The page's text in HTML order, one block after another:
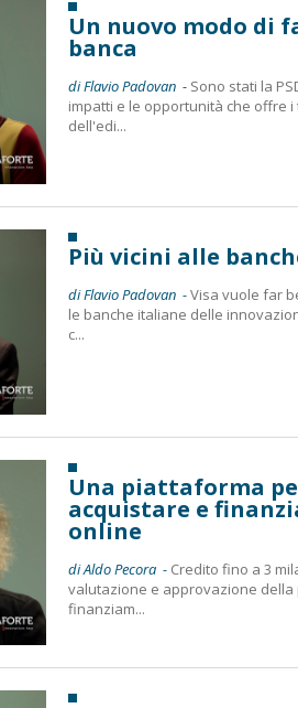
Un nuovo modo di
banca
di Flavio Padovan - Sono stati la
impatti e le opportunità che offre i
dell'edi...
Più vicini alle
di Flavio Padovan -Visa vuole far
le banche italiane delle
c...
Una piattaforma
acquistare e
online
di Aldo Pecora - Credito fino a 3
valutazione e approvazione della
finanziam...